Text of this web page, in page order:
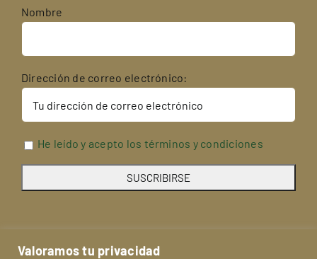
Valoramos tu privacidad
Nombre
Dirección de correo electrónico:
He leído y acepto los términos y condiciones